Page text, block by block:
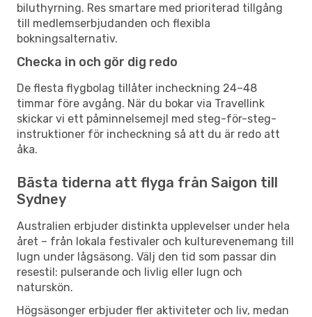
biluthyrning. Res smartare med prioriterad tillgång
till medlemserbjudanden och flexibla
bokningsalternativ.
Checka in och gör dig redo
De flesta flygbolag tillåter incheckning 24–48
timmar före avgång. När du bokar via Travellink
skickar vi ett påminnelsemejl med steg-för-steg-
instruktioner för incheckning så att du är redo att
åka.
Bästa tiderna att flyga från Saigon till
Sydney
Australien erbjuder distinkta upplevelser under hela
året – från lokala festivaler och kulturevenemang till
lugn under lågsäsong. Välj den tid som passar din
resestil: pulserande och livlig eller lugn och
naturskön.
Högsäsonger erbjuder fler aktiviteter och liv, medan